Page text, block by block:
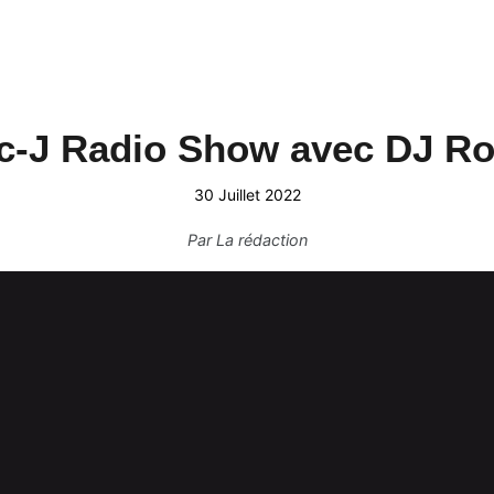
J Radio Show avec DJ
30 Juillet 2022
ParLa rédaction